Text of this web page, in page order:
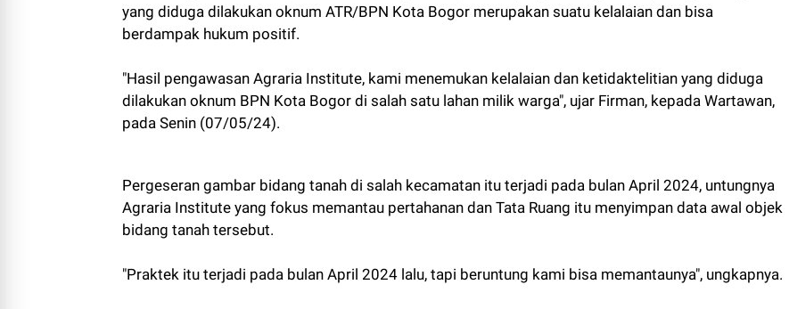
yang diduga dilakukan oknum ATR/BPN Kota Bogor merupakan suatu kelalaian dan bisa
berdampak hukum positif.
"Hasil pengawasan Agraria Institute, kami menemukan kelalaian dan ketidaktelitian yang diduga
dilakukan oknum BPN Kota Bogor di salah satu lahan milik warga", ujar Firman, kepada Wartawan,
pada Senin (07/05/24).
Pergeseran gambar bidang tanah di salah kecamatan itu terjadi pada bulan April 2024, untungnya
Agraria Institute yang fokus memantau pertahanan dan Tata Ruang itu menyimpan data awal objek
bidang tanah tersebut.
"Praktek itu terjadi pada bulan April 2024 lalu, tapi beruntung kami bisa memantaunya", ungkapnya.